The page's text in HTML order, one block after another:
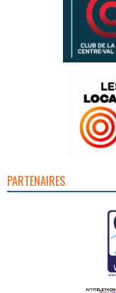
PARTENAIRES